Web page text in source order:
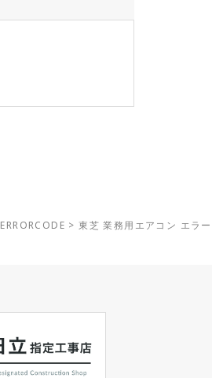
ERRORCODE >東芝 業務用エアコン エラー